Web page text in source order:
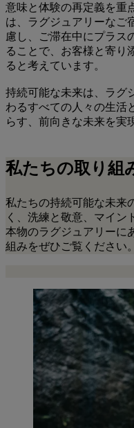
意味と体験の再定義を重
は、ラグジュアリーなご
慮し、ご滞在中にプラス
ることで、お客様と寄り
ると考えています。
持続可能な未来は、ラグ
わるすべての人々の生活
らす、前向きな未来を実
私たちの取り組
私たちの持続可能な未来
く、洗練と敬意、マイン
本物のラグジュアリーに
組みをぜひご覧ください。